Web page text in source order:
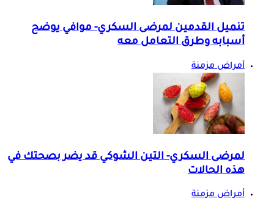
تنميل القدمين لمرضى السكري- موافي يوضح
أسبابه وطرق التعامل معه
أمراض مزمنة
لمرضى السكري- التين الشوكي قد يضر بصحتك في
هذه الحالات
أمراض مزمنة